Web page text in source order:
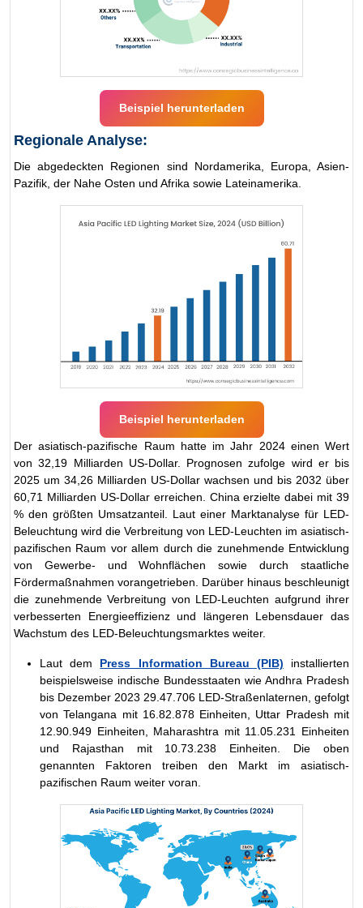
Beispiel herunterladen
Regionale Analyse:
Die abgedeckten Regionen sind Nordamerika, Europa, Asien-
Pazifik, der Nahe Osten und Afrika sowie Lateinamerika.
Beispiel herunterladen
Der asiatisch-pazifische Raum hatte im Jahr 2024 einen Wert
von 32,19 Milliarden US-Dollar. Prognosen zufolge wird er bis
2025 um 34,26 Milliarden US-Dollar wachsen und bis 2032 über
60,71 Milliarden US-Dollar erreichen. China erzielte dabei mit 39
% den größten Umsatzanteil. Laut einer Marktanalyse für LED-
Beleuchtung wird die Verbreitung von LED-Leuchten im asiatisch-
pazifischen Raum vor allem durch die zunehmende Entwicklung
von Gewerbe- und Wohnflächen sowie durch staatliche
Fördermaßnahmen vorangetrieben. Darüber hinaus beschleunigt
die zunehmende Verbreitung von LED-Leuchten aufgrund ihrer
verbesserten Energieeffizienz und längeren Lebensdauer das
Wachstum des LED-Beleuchtungsmarktes weiter.
Laut dem Press Information Bureau (PIB) installierten
beispielsweise indische Bundesstaaten wie Andhra Pradesh
bis Dezember 2023 29.47.706 LED-Straßenlaternen, gefolgt
von Telangana mit 16.82.878 Einheiten, Uttar Pradesh mit
12.90.949 Einheiten, Maharashtra mit 11.05.231 Einheiten
und Rajasthan mit 10.73.238 Einheiten. Die oben
genannten Faktoren treiben den Markt im asiatisch-
pazifischen Raum weiter voran.